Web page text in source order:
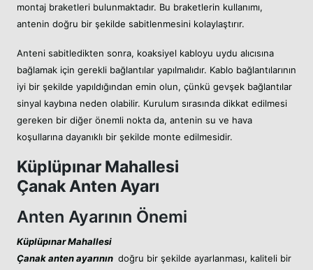
montaj braketleri bulunmaktadır. Bu braketlerin kullanımı,
antenin doğru bir şekilde sabitlenmesini kolaylaştırır.
Anteni sabitledikten sonra, koaksiyel kabloyu uydu alıcısına
bağlamak için gerekli bağlantılar yapılmalıdır. Kablo bağlantılarının
iyi bir şekilde yapıldığından emin olun, çünkü gevşek bağlantılar
sinyal kaybına neden olabilir. Kurulum sırasında dikkat edilmesi
gereken bir diğer önemli nokta da, antenin su ve hava
koşullarına dayanıklı bir şekilde monte edilmesidir.
Küplüpınar Mahallesi
Çanak Anten Ayarı
Anten Ayarının Önemi
Küplüpınar Mahallesi
Çanak anten ayarının doğru bir şekilde ayarlanması, kaliteli bir